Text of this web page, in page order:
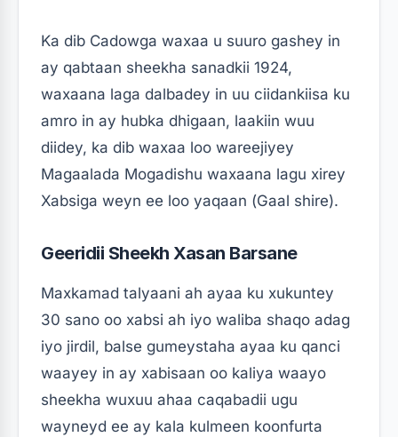
Ka dib Cadowga waxaa u suuro gashey in
ay qabtaan sheekha sanadkii 1924,
waxaana laga dalbadey in uu ciidankiisa ku
amro in ay hubka dhigaan, laakiin wuu
diidey, ka dib waxaa loo wareejiyey
Magaalada Mogadishu waxaana lagu xirey
Xabsiga weyn ee loo yaqaan (Gaal shire).
Geeridii Sheekh Xasan Barsane
Maxkamad talyaani ah ayaa ku xukuntey
30 sano oo xabsi ah iyo waliba shaqo adag
iyo jirdil, balse gumeystaha ayaa ku qanci
waayey in ay xabisaan oo kaliya waayo
sheekha wuxuu ahaa caqabadii ugu
wayneyd ee ay kala kulmeen koonfurta